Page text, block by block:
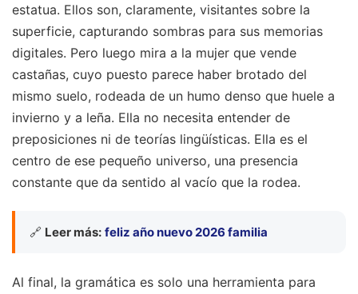
estatua. Ellos son, claramente, visitantes sobre la
superficie, capturando sombras para sus memorias
digitales. Pero luego mira a la mujer que vende
castañas, cuyo puesto parece haber brotado del
mismo suelo, rodeada de un humo denso que huele a
invierno y a leña. Ella no necesita entender de
preposiciones ni de teorías lingüísticas. Ella es el
centro de ese pequeño universo, una presencia
constante que da sentido al vacío que la rodea.
🔗 Leer más: feliz año nuevo 2026 familia
Al final, la gramática es solo una herramienta para